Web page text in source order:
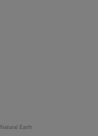
Natural Earth